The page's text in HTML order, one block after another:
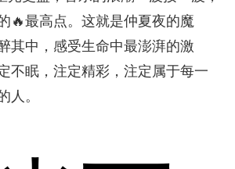
🔥最高点。这就是仲夏夜的魔
其中，感受生命中最澎湃的激
不眠，注定精彩，注定属于每一
人。